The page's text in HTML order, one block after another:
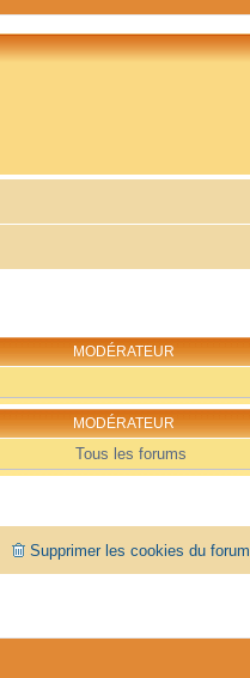
MODÉRATEUR
MODÉRATEUR
Tous les forums
Supprimer les cookies du forum